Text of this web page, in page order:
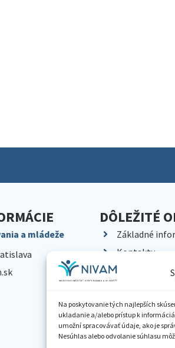
Na poskytovanie tých najlepších
ukladanie a/alebo prístup k
umožní spracovávať údaje, ako je
Nesúhlas alebo odvolanie súhlasu
a mládeže
DÔLEŽITÉ
Základné
Kontakty
Kariéra
Pracoviská
Dokumenty
Knižnica